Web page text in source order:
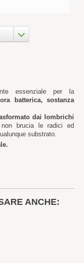
essenziale per la
batterica, sostanza
dai lombrichi
brucia le radici ed
substrato.
.
ANCHE: